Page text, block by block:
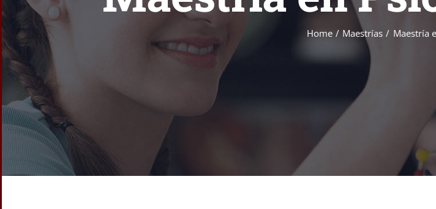
Home Maestrías Maestría